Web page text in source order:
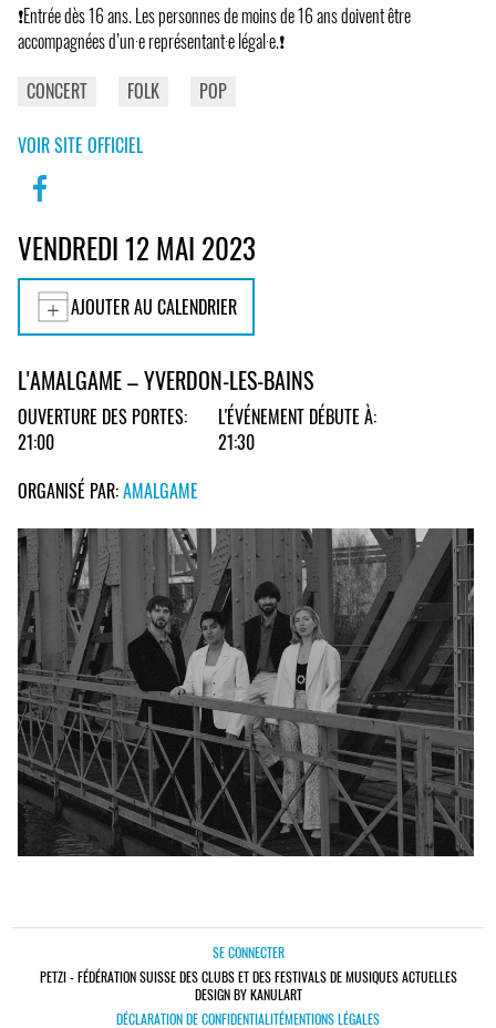
❗Entrée dès 16 ans. Les personnes de moins de 16 ans doivent être
accompagnées d’un·e représentant·e légal·e.❗
CONCERT
FOLK POP
VOIR SITE OFFICIEL
VENDREDI 12 MAI 2023
AJOUTER AU CALENDRIER
L'AMALGAME – YVERDON-LES-BAINS
OUVERTURE DES PORTES:
21:00
L'ÉVÉNEMENT DÉBUTE À:
21:30
ORGANISÉ PAR:AMALGAME
SE CONNECTER
PETZI - FÉDÉRATION SUISSE DES CLUBS ET DES FESTIVALS DE MUSIQUES ACTUELLES
DESIGN BY KANULART
DÉCLARATION DE CONFIDENTIALITÉMENTIONS LÉGALES